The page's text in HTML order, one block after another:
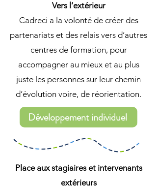
Vers l’extérieur
Cadreci a la volonté de créer des
partenariats et des relais vers d’autres
centres de formation, pour
accompagner au mieux et au plus
juste les personnes sur leur chemin
d’évolution voire, de réorientation.
Développement individuel
Place aux stagiaires et intervenants
extérieurs